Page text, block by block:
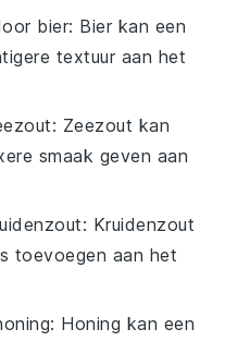
bier: Bier kan een
textuur aan het
: Zeezout kan
smaak geven aan
: Kruidenzout
toevoegen aan het
: Honing kan een